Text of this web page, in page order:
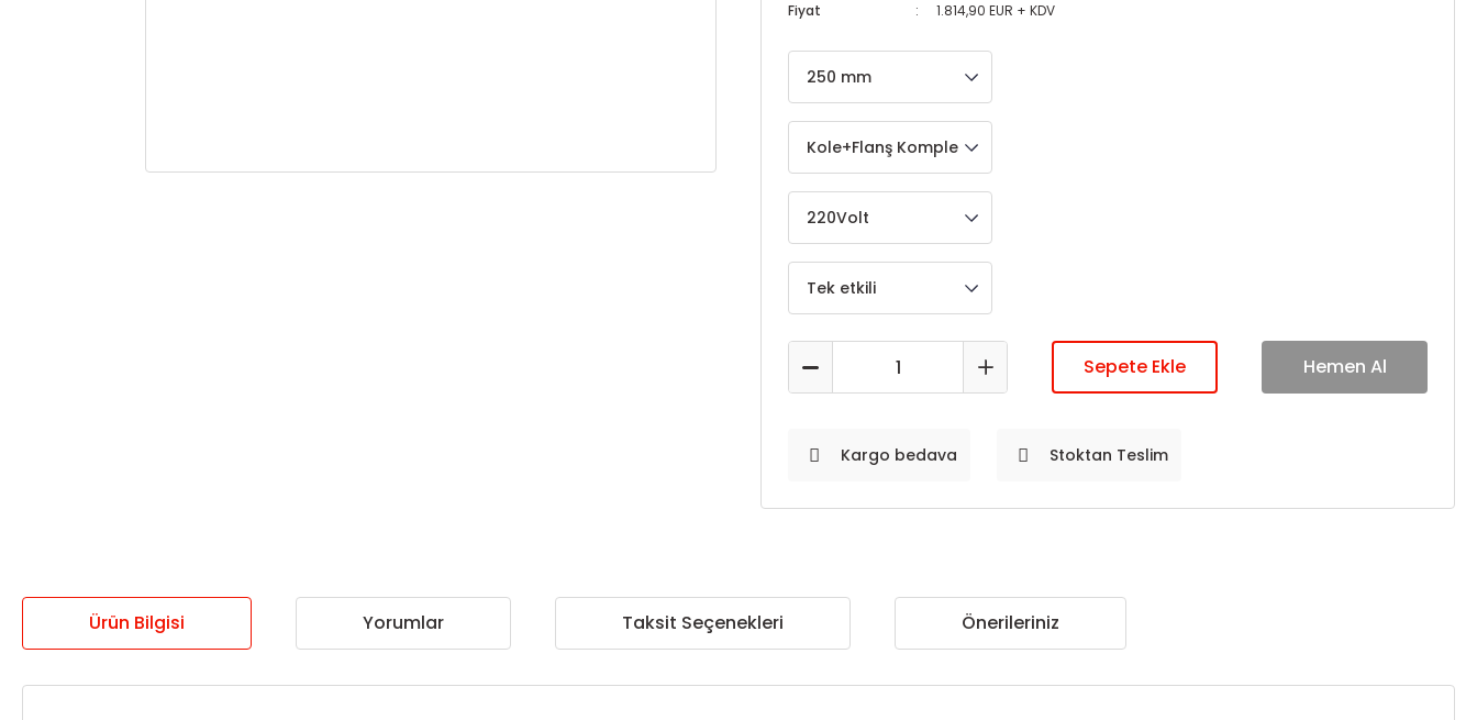
Fiyat
1.814,90 EUR + KDV
Sepete Ekle Hemen Al
Kargo bedava Stoktan Teslim
Ürün Bilgisi Yorumlar Taksit Seçenekleri Önerileriniz